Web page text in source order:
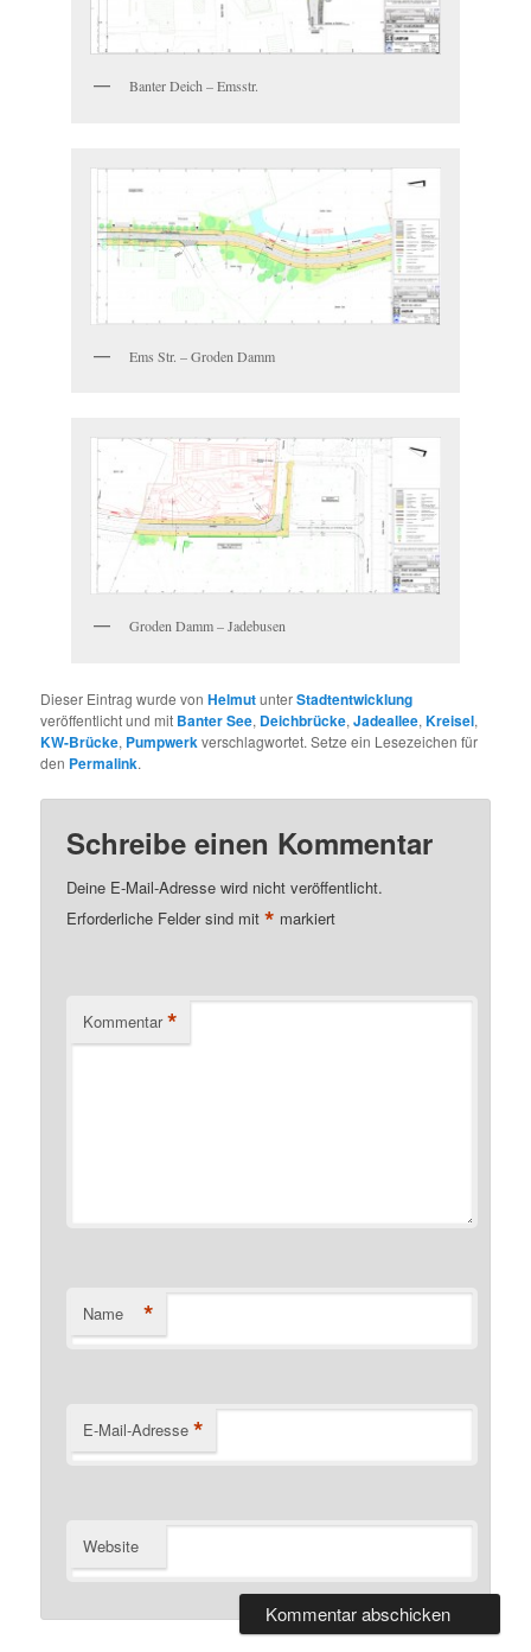
Banter Deich – Emsstr.
Ems Str. – Groden Damm
Groden Damm – Jadebusen
Dieser Eintrag wurde vonHelmutunterStadtentwicklung
veröffentlicht und mit Banter See, Deichbrücke,Jadeallee,Kreisel,
KW-Brücke, Pumpwerkverschlagwortet. Setze ein Lesezeichen für
den Permalink.
Schreibe einen Kommentar
Deine E-Mail-Adresse wird nicht veröffentlicht.
Erforderliche Felder sind mit* markiert
Kommentar *
Name *
E-Mail-Adresse *
Website